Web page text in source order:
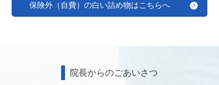
保険外（自費）の白い詰め物はこちらへ
院長からのごあいさつ